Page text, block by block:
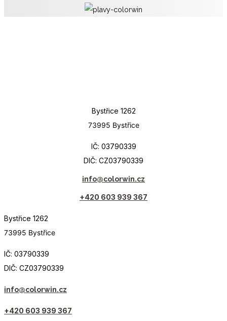
Bystřice 1262
73995 Bystřice
IČ: 03790339
DIČ: CZ03790339
info@colorwin.cz
+420 603 939 367
Bystřice 1262
73995 Bystřice
IČ: 03790339
DIČ: CZ03790339
info@colorwin.cz
+420 603 939 367